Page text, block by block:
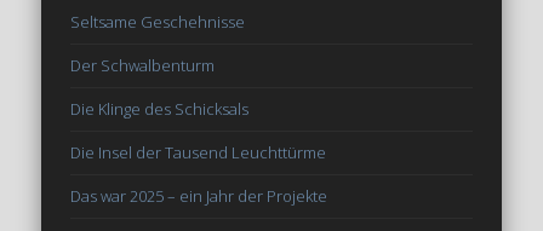
Seltsame Geschehnisse
Der Schwalbenturm
Die Klinge des Schicksals
Die Insel der Tausend Leuchttürme
Das war 2025 – ein Jahr der Projekte